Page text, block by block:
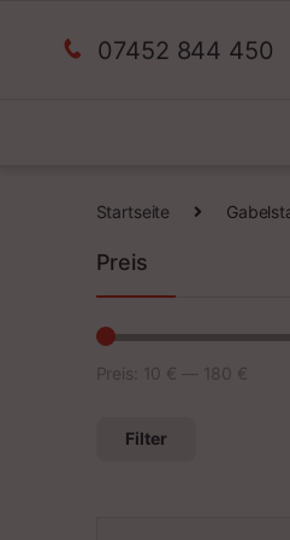
07452 844 450
Startseite
Preis
Min. Preis
Max. Preis
Filter
Preis: 10 € 180 €